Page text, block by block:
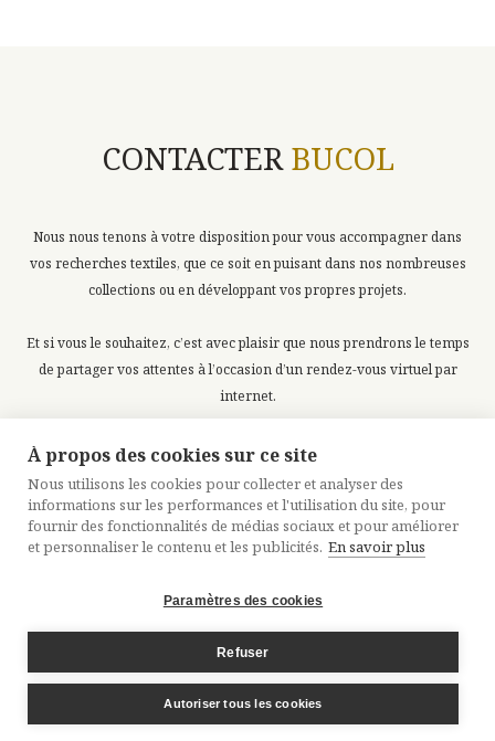
CONTACTERBUCOL
Nous nous tenons à votre disposition pour vous accompagner dans
vos recherches textiles, que ce soit en puisant dans nos nombreuses
collections ou en développant vos propres projets.
Et si vous le souhaitez, c’est avec plaisir que nous prendrons le temps
de partager vos attentes à l’occasion d’un rendez-vous virtuel par
internet.
Contacter Bucol
MENTIONS LÉGALES
CRÉDITS
PLAN DU SITE
À propos des cookies sur ce site
Nous utilisons les cookies pour collecter et analyser des
informations sur les performances et l'utilisation du site, pour
fournir des fonctionnalités de médias sociaux et pour améliorer
et personnaliser le contenu et les publicités. En savoir plus
Paramètres des cookies
Refuser
Autoriser tous les cookies